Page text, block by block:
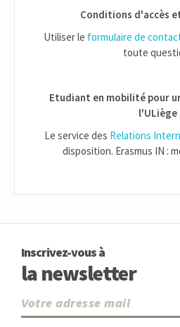
Conditions d'accès
Utiliser le formulaire de
toute
Etudiant en mobilité pour
l'ULiège
Le service des Relations
disposition. Erasmus IN :
Inscrivez-vous à
la newsletter